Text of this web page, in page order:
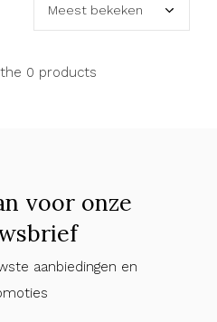
0 products
voor onze
aanbiedingen en